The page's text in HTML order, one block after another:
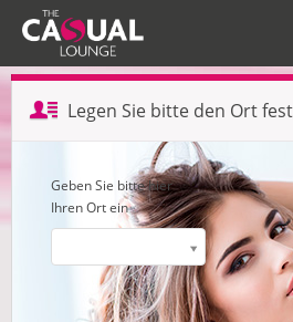
Profil erstellen — Schritt 1 von 3
Legen Sie bitte den Ort
Geben Sie bitte hier
Ihren Ort ein